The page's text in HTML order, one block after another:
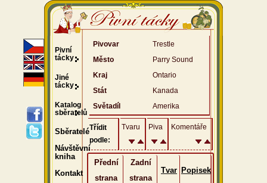
Pivovar
Trestle
Město
Parry Sound
Kraj
Ontario
Stát
Kanada
Světadíl
Amerika
Třídit
podle:
Tvaru Piva Komentáře
Přední
strana
Zadní
strana
Tvar Popisek
Pivní
tácky
Jiné
tácky
Katalog
sběratelů
Sběratelé
Návštěvní
kniha
Kontakt